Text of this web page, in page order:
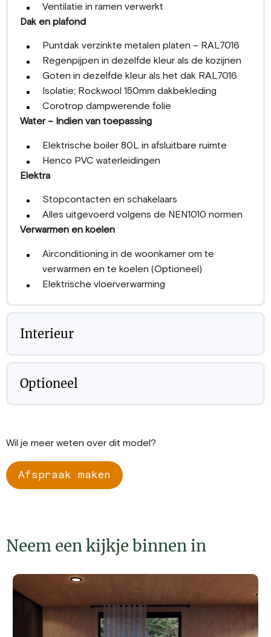
Ventilatie in ramen verwerkt
Dak en plafond
Puntdak verzinkte metalen platen – RAL7016
Regenpijpen in dezelfde kleur als de kozijnen
Goten in dezelfde kleur als het dak RAL7016
Isolatie; Rockwool 150mm dakbekleding
Corotrop dampwerende folie
Water – Indien van toepassing
Elektrische boiler 80L in afsluitbare ruimte
Henco PVC waterleidingen
Elektra
Stopcontacten en schakelaars
Alles uitgevoerd volgens de NEN1010 normen
Verwarmen en koelen
Airconditioning in de woonkamer om te
verwarmen en te koelen (Optioneel)
Elektrische vloerverwarming
Interieur
Optioneel
Wil je meer weten over dit model?
Afspraak maken
Neem een kijkje binnen in